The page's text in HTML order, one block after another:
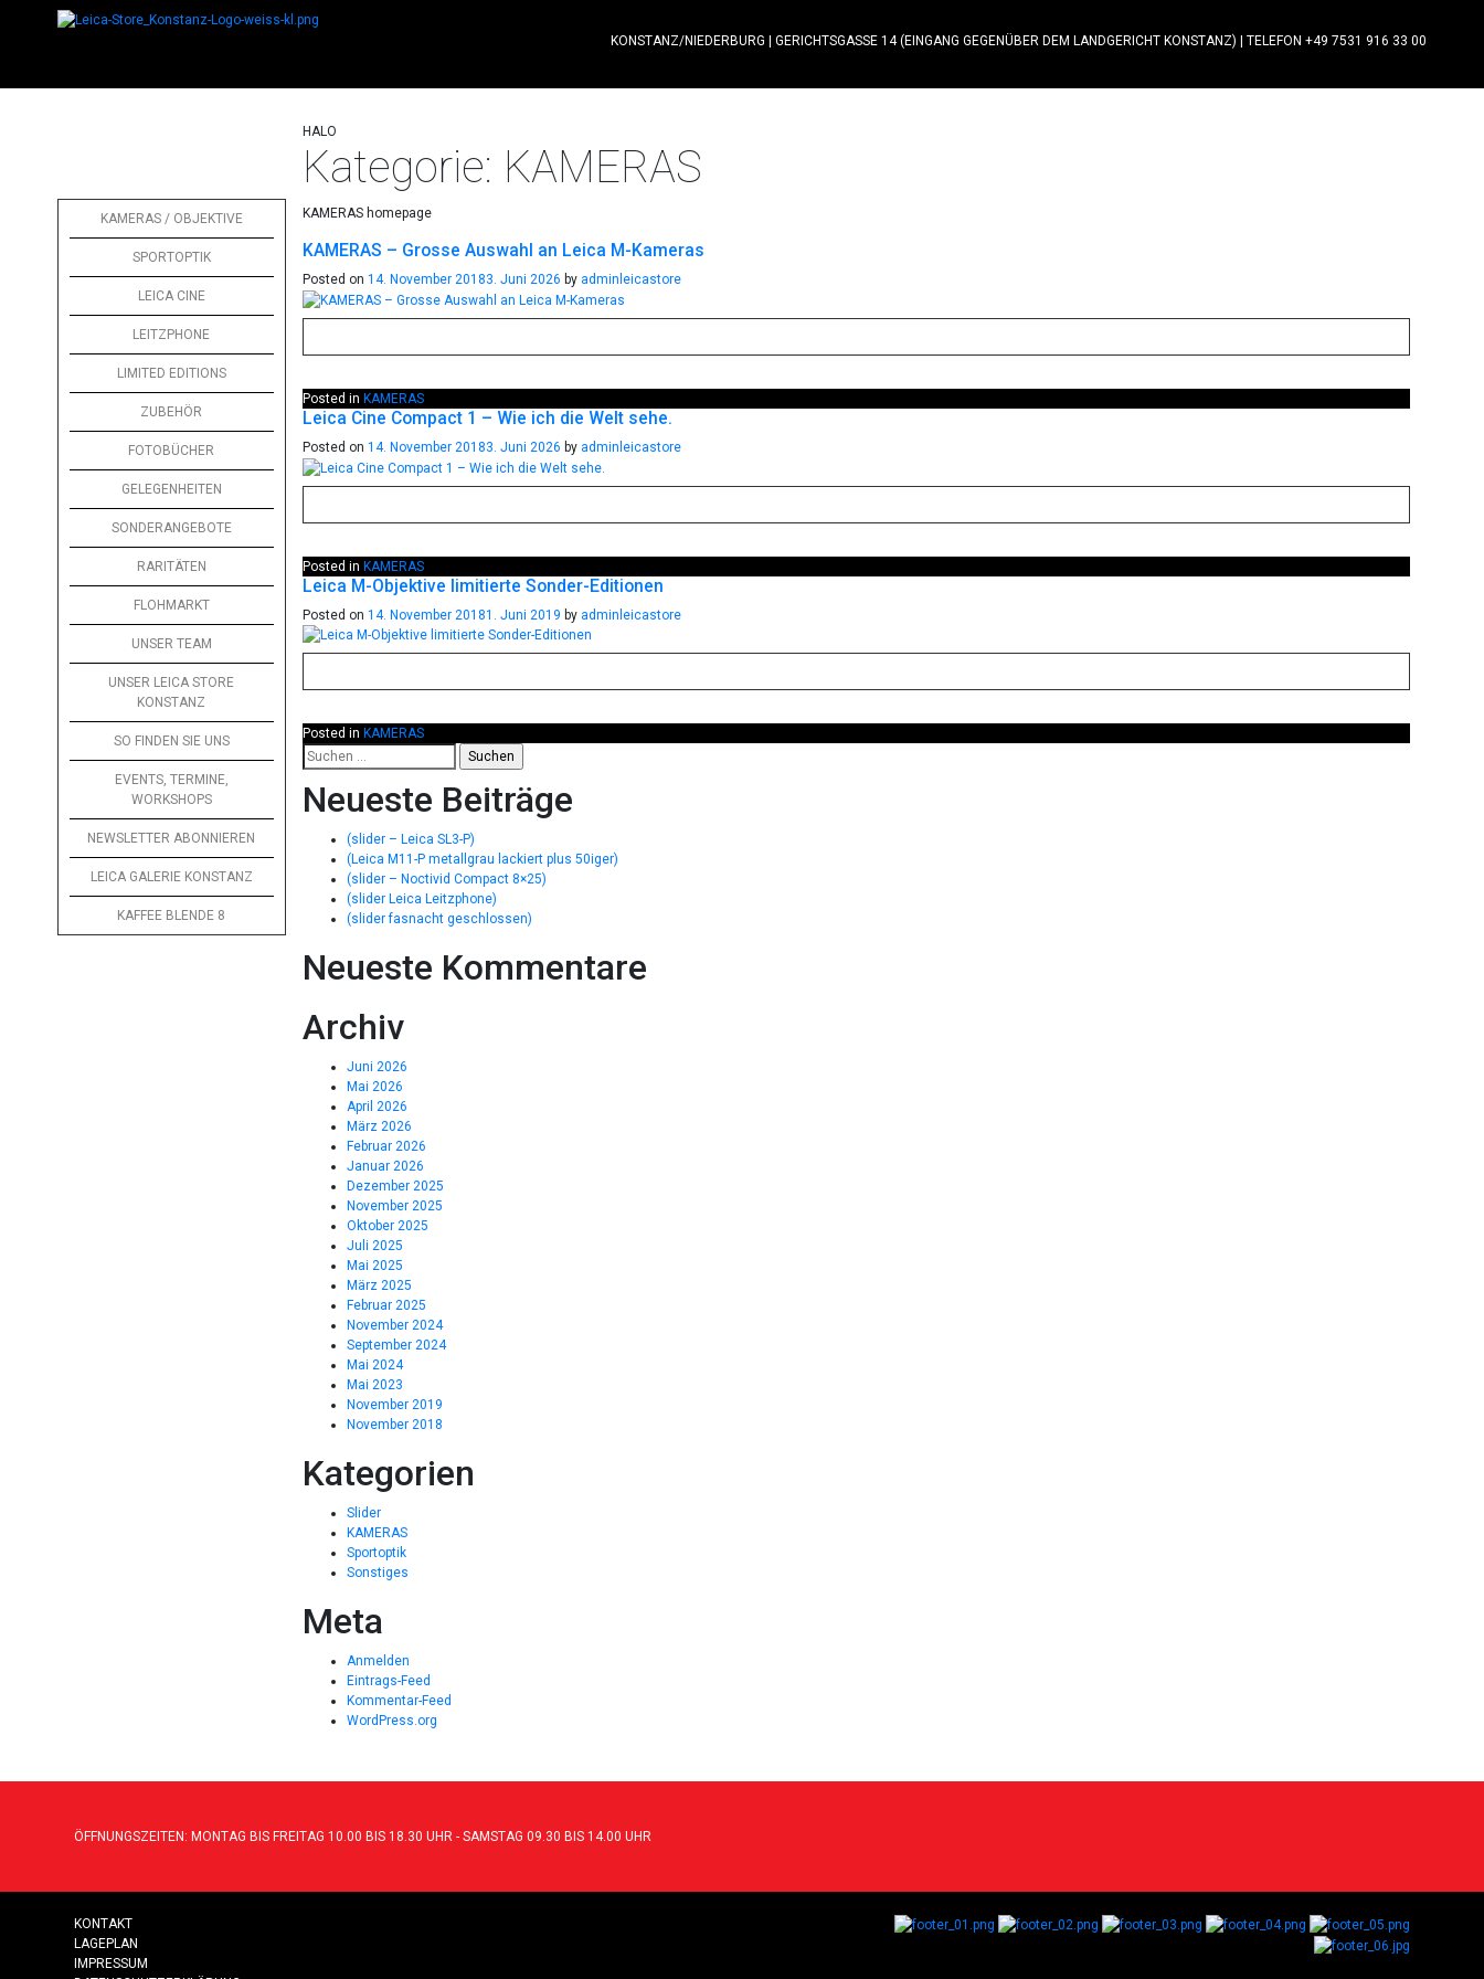
KONSTANZ/NIEDERBURG GERICHTSGASSE 14 (EINGANG GEGENÜBER DEM LANDGERICHT KONSTANZ) TELEFON +49 7531 916 33 00
KAMERAS / OBJEKTIVE
SPORTOPTIK
LEICA CINE
LEITZPHONE
LIMITED EDITIONS
ZUBEHÖR
FOTOBÜCHER
GELEGENHEITEN
SONDERANGEBOTE
RARITÄTEN
FLOHMARKT
UNSER TEAM
UNSER LEICA STORE
KONSTANZ
SO FINDEN SIE UNS
EVENTS, TERMINE,
WORKSHOPS
NEWSLETTER ABONNIEREN
LEICA GALERIE KONSTANZ
KAFFEE BLENDE 8
HALO
Kategorie: KAMERAS
KAMERAS homepage
KAMERAS – Grosse Auswahl an Leica M-Kameras
Posted on 14. November 20183. Juni 2026 by adminleicastore
Posted in KAMERAS
Leica Cine Compact 1 – Wie ich die Welt sehe.
Posted on 14. November 20183. Juni 2026 by adminleicastore
Posted in KAMERAS
Leica M-Objektive limitierte Sonder-Editionen
Posted on 14. November 20181. Juni 2019 by adminleicastore
Posted in KAMERAS
Neueste Beiträge
(slider – Leica SL3-P)
(Leica M11-P metallgrau lackiert plus 50iger)
(slider – Noctivid Compact 8×25)
(slider Leica Leitzphone)
(slider fasnacht geschlossen)
Neueste Kommentare
Archiv
Juni 2026
Mai 2026
April 2026
März 2026
Februar 2026
Januar 2026
Dezember 2025
November 2025
Oktober 2025
Juli 2025
Mai 2025
März 2025
Februar 2025
November 2024
September 2024
Mai 2024
Mai 2023
November 2019
November 2018
Kategorien
Slider
KAMERAS
Sportoptik
Sonstiges
Meta
Anmelden
Eintrags-Feed
Kommentar-Feed
WordPress.org
ÖFFNUNGSZEITEN: MONTAG BIS FREITAG 10.00 BIS 18.30 UHR - SAMSTAG 09.30 BIS 14.00 UHR
KONTAKT
LAGEPLAN
IMPRESSUM